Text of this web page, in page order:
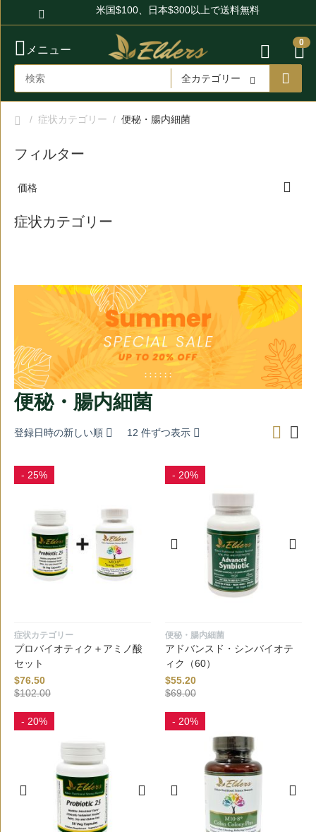
米国$100、日本$300以上で送料無料
全カテゴリー
0
メニュー
/ 症状カテゴリー / 便秘・腸内細菌
フィルター
価格
症状カテゴリー
便秘・腸内細菌
登録日時の新しい順 12 件ずつ表示
- 25%
症状カテゴリー
プロバイオティク＋アミノ酸
セット
$76.50
$102.00
- 20%
便秘・腸内細菌
アドバンスド・シンバイオテ
ィク（60）
$55.20
$69.00
- 20% - 20%